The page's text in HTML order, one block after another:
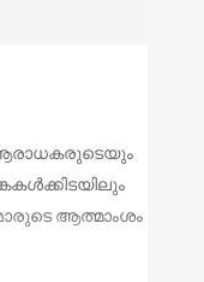
ആത്മാംശം